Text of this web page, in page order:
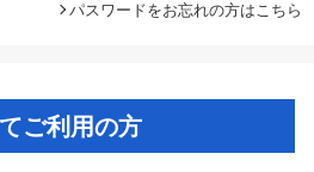
パスワードをお忘れの方はこちら
ご利用の方